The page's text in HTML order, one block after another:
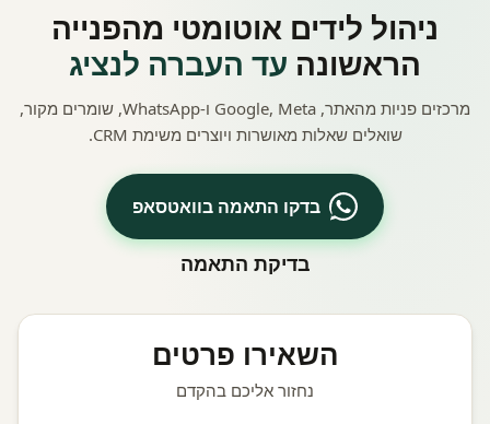
ניהול לידים אוטומטי מהפנייה
הראשונה עד העברה לנציג
מרכזים פניות מהאתר, Google, Meta ו-WhatsApp, שומרים מקור,
שואלים שאלות מאושרות ויוצרים משימת CRM.
בדקו התאמה בוואטסאפ
בדיקת התאמה
השאירו פרטים
נחזור אליכם בהקדם